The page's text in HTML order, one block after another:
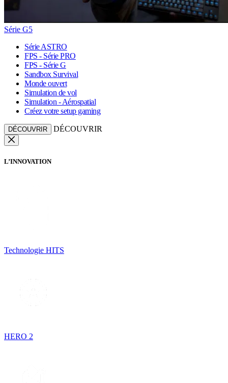
Série G5
Série ASTRO
FPS - Série PRO
FPS - Série G
Sandbox Survival
Monde ouvert
Simulation de vol
Simulation - Aérospatial
Créez votre setup gaming
DÉCOUVRIR DÉCOUVRIR
L’INNOVATION
Technologie HITS
HERO 2